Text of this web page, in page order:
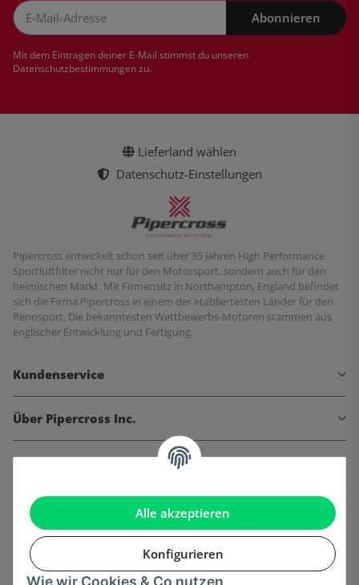
Alle akzeptieren
Konfigurieren
Wie wir Cookies & Co nutzen
Abonnieren
Mit dem Eintragen deiner E-Mail stimmst du unseren
Datenschutzbestimmungenzu.
Lieferland wählen
Datenschutz-Einstellungen
Pipercross entwickelt schon seit über 35 Jahren High Performance
Sportluftfilter nicht nur für den Motorsport, sondern auch für den
heimischen Markt. Mit Firmensitz in Northampton, England befindet
sich die Firma Pipercross in einem der etabliertesten Länder für den
Rennsport. Die bekanntesten Wettbewerbs-Motoren stammen aus
englischer Entwicklung und Fertigung.
Kundenservice
Über Pipercross Inc.
Informationen
Gesetzliche Informationen